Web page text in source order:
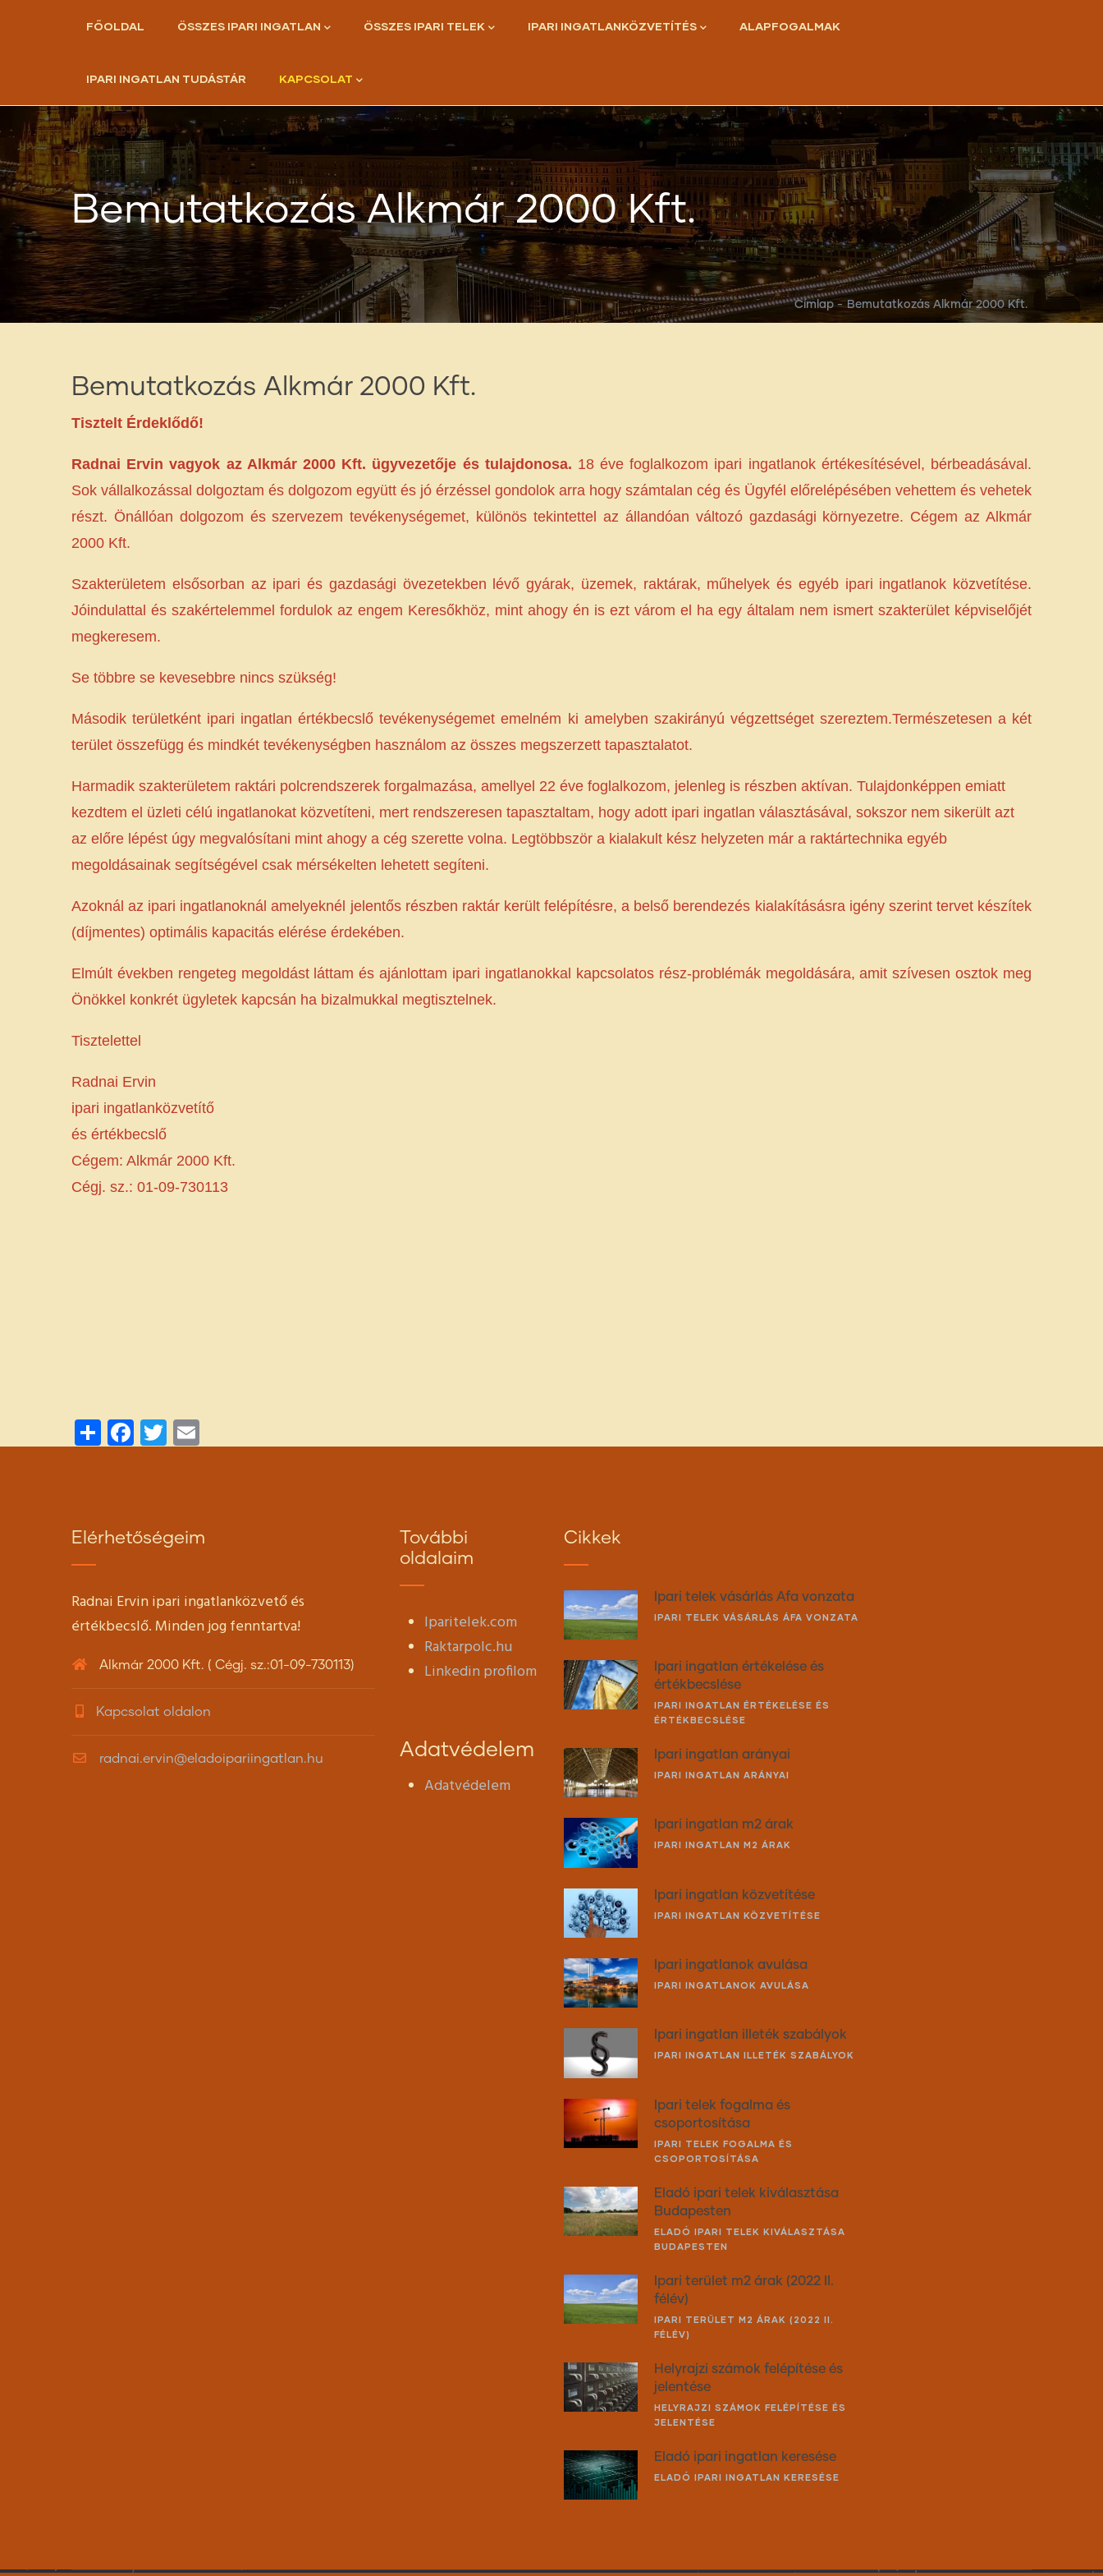
navigation
FŐOLDAL ÖSSZES IPARI INGATLAN ÖSSZES IPARI TELEK IPARI INGATLANKÖZVETÍTÉS ALAPFOGALMAK
IPARI INGATLAN TUDÁSTÁR KAPCSOLAT
Bemutatkozás Alkmár 2000 Kft.
Címlap - Bemutatkozás Alkmár 2000 Kft.
Bemutatkozás Alkmár 2000 Kft.
Tisztelt Érdeklődő!
Radnai Ervin vagyok az Alkmár 2000 Kft. ügyvezetője és tulajdonosa. 18 éve foglalkozom ipari ingatlanok értékesítésével, bérbeadásával.
Sok vállalkozással dolgoztam és dolgozom együtt és jó érzéssel gondolok arra hogy számtalan cég és Ügyfél előrelépésében vehettem és vehetek
részt. Önállóan dolgozom és szervezem tevékenységemet, különös tekintettel az állandóan változó gazdasági környezetre. Cégem az Alkmár
2000 Kft.
Szakterületem elsősorban az ipari és gazdasági övezetekben lévő gyárak, üzemek, raktárak, műhelyek és egyéb ipari ingatlanok közvetítése.
Jóindulattal és szakértelemmel fordulok az engem Keresőkhöz, mint ahogy én is ezt várom el ha egy általam nem ismert szakterület képviselőjét
megkeresem.
Se többre se kevesebbre nincs szükség!
Második területként ipari ingatlan értékbecslő tevékenységemet emelném ki amelyben szakirányú végzettséget szereztem.Természetesen a két
terület összefügg és mindkét tevékenységben használom az összes megszerzett tapasztalatot.
Harmadik szakterületem raktári polcrendszerek forgalmazása, amellyel 22 éve foglalkozom, jelenleg is részben aktívan. Tulajdonképpen emiatt
kezdtem el üzleti célú ingatlanokat közvetíteni, mert rendszeresen tapasztaltam, hogy adott ipari ingatlan választásával, sokszor nem sikerült azt
az előre lépést úgy megvalósítani mint ahogy a cég szerette volna. Legtöbbször a kialakult kész helyzeten már a raktártechnika egyéb
megoldásainak segítségével csak mérsékelten lehetett segíteni.
Azoknál az ipari ingatlanoknál amelyeknél jelentős részben raktár került felépítésre, a belső berendezés kialakításásra igény szerint tervet készítek
(díjmentes) optimális kapacitás elérése érdekében.
Elmúlt években rengeteg megoldást láttam és ajánlottam ipari ingatlanokkal kapcsolatos rész-problémák megoldására, amit szívesen osztok meg
Önökkel konkrét ügyletek kapcsán ha bizalmukkal megtisztelnek.
Tisztelettel
Radnai Ervin
ipari ingatlanközvetítő
és értékbecslő
Cégem: Alkmár 2000 Kft.
Cégj. sz.: 01-09-730113
ShareFacebook
Twitter
Elérhetőségeim
Radnai Ervin ipari ingatlanközvető és
értékbecslő. Minden jog fenntartva!
Alkmár 2000 Kft. ( Cégj. sz.:01-09-730113)
Kapcsolat oldalon
radnai.ervin@eladoipariingatlan.hu
További
oldalaim
Iparitelek.com
Raktarpolc.hu
Linkedin profilom
Adatvédelem
Adatvédelem
Cikkek
Ipari telek vásárlás Áfa vonzata
IPARI TELEK VÁSÁRLÁS ÁFA VONZATA
Ipari ingatlan értékelése és
értékbecslése
IPARI INGATLAN ÉRTÉKELÉSE ÉS
ÉRTÉKBECSLÉSE
Ipari ingatlan arányai
IPARI INGATLAN ARÁNYAI
Ipari ingatlan m2 árak
IPARI INGATLAN M2 ÁRAK
Ipari ingatlan közvetítése
IPARI INGATLAN KÖZVETÍTÉSE
Ipari ingatlanok avulása
IPARI INGATLANOK AVULÁSA
Ipari ingatlan illeték szabályok
IPARI INGATLAN ILLETÉK SZABÁLYOK
Ipari telek fogalma és
csoportosítása
IPARI TELEK FOGALMA ÉS
CSOPORTOSÍTÁSA
Eladó ipari telek kiválasztása
Budapesten
ELADÓ IPARI TELEK KIVÁLASZTÁSA
BUDAPESTEN
Ipari terület m2 árak (2022 II.
félév)
IPARI TERÜLET M2 ÁRAK (2022 II.
FÉLÉV)
Helyrajzi számok felépítése és
jelentése
HELYRAJZI SZÁMOK FELÉPÍTÉSE ÉS
JELENTÉSE
Eladó ipari ingatlan keresése
ELADÓ IPARI INGATLAN KERESÉSE